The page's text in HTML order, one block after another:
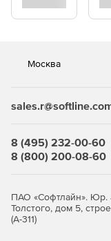
поверхностей
Встроенная
Улучшенные
Интерфейс и
используемых
Москва
8 (495) 232-00-60
8 (800) 200-08-60
ПАО «Софтлайн». Юр.
Толстого, дом 5,
(А-311)